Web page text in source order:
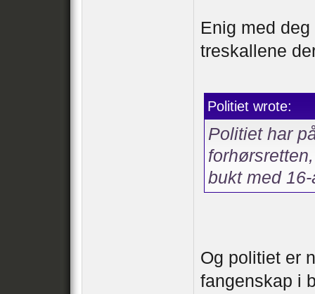
Enig med
treskallene
Politiet wrote:
Politiet har
bukt med
Og politiet er
fangenskap i